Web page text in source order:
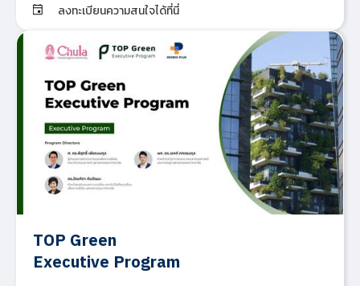
ลงทะเบียนความสนใจได้ที่นี่
TOP Green
Executive Program